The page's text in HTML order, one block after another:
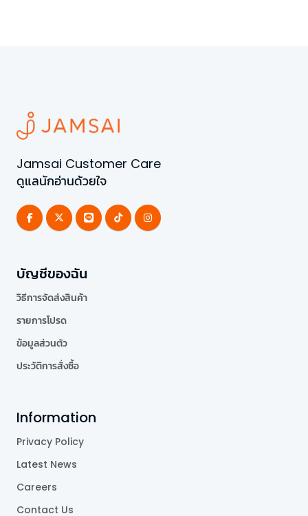
Jamsai Customer Care
ดูแลนักอ่านด้วยใจ
บัญชีของฉัน
วิธีการจัดส่งสินค้า
รายการโปรด
ข้อมูลส่วนตัว
ประวัติการสั่งซื้อ
Information
Privacy Policy
Latest News
Careers
Contact Us